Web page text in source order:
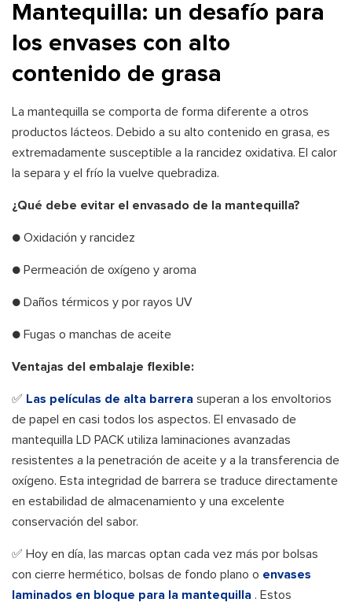
Mantequilla: un desafío para
los envases con alto
contenido de grasa
La mantequilla se comporta de forma diferente a otros
productos lácteos. Debido a su alto contenido en grasa, es
extremadamente susceptible a la rancidez oxidativa. El calor
la separa y el frío la vuelve quebradiza.
¿Qué debe evitar el envasado de la mantequilla?
● Oxidación y rancidez
● Permeación de oxígeno y aroma
● Daños térmicos y por rayos UV
● Fugas o manchas de aceite
Ventajas del embalaje flexible:
✅ Las películas de alta barrera superan a los envoltorios
de papel en casi todos los aspectos. El envasado de
mantequilla LD PACK utiliza laminaciones avanzadas
resistentes a la penetración de aceite y a la transferencia de
oxígeno. Esta integridad de barrera se traduce directamente
en estabilidad de almacenamiento y una excelente
conservación del sabor.
✅ Hoy en día, las marcas optan cada vez más por bolsas
con cierre hermético, bolsas de fondo plano o envases
laminados en bloque para la mantequilla . Estos